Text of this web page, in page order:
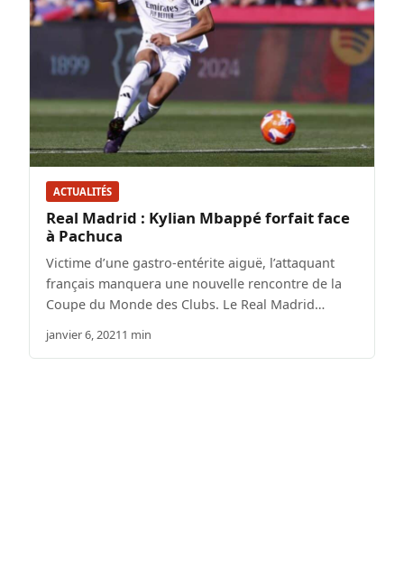
ACTUALITÉS
Real Madrid : Kylian Mbappé forfait face
à Pachuca
Victime d’une gastro-entérite aiguë, l’attaquant
français manquera une nouvelle rencontre de la
Coupe du Monde des Clubs. Le Real Madrid…
janvier 6, 20211 min